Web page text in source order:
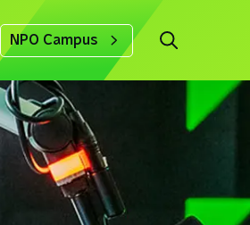
NPO Campus